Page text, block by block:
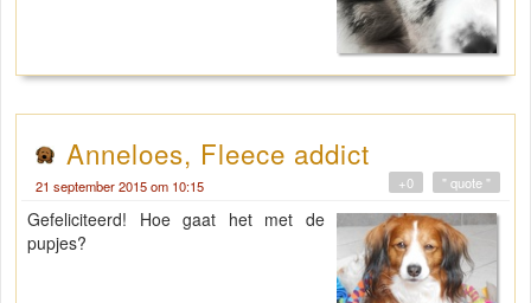
Anneloes, Fleece addict
21 september 2015 om 10:15 " quote "
+0
Gefeliciteerd! Hoe gaat het met de
pupjes?